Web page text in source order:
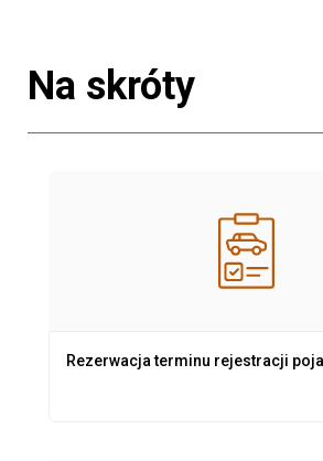
Na skróty
Rezerwacja terminu rejestracji